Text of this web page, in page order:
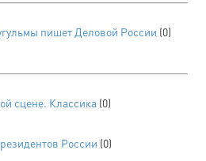
пишет Деловой России (0)
сцене. Классика (0)
России (0)